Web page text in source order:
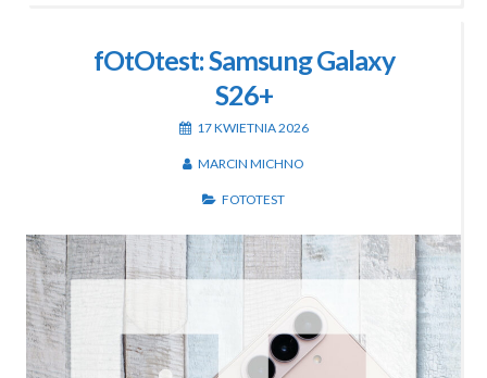
fOtOtest: Samsung Galaxy
S26+
17 KWIETNIA 2026
MARCIN MICHNO
FOTOTEST